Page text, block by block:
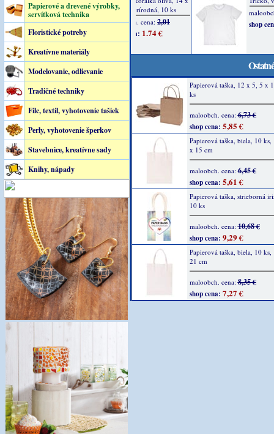
Papierové a drevené výrobky,
servítková technika
Floristické potreby
Kreatívne materiály
Modelovanie, odlievanie
Tradičné techniky
Filc, textil, vyhotovenie tašiek
Perly, vyhotovenie šperkov
Stavebnice, kreatívne sady
Knihy, nápady
Papierová taška, 12 x 5, 5 x
ks
maloobch. cena:6,73 €
shop cena: 5,85 €
Papierová taška, biela, 10
x 15 cm
maloobch. cena:6,45 €
shop cena: 5,61 €
Papierová taška, strieborná
10 ks
maloobch. cena:10,68 €
shop cena: 9,29 €
Papierová taška, biela, 10
21 cm
maloobch. cena:8,35 €
shop cena: 7,27 €